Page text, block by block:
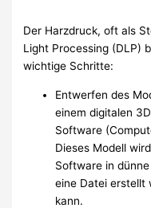
Der Harzdruck, oft als
Light Processing (DLP)
wichtige Schritte:
Entwerfen des
einem digitalen
Software
Dieses Modell
Software in
eine Datei erstellt
kann.